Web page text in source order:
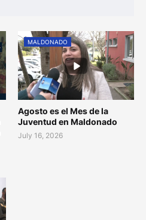
MALDONADO
Agosto es el Mes de la
Juventud en Maldonado
July 16, 2026